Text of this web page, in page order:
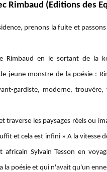
Rimbaud (Editions des
prenons la fuite et
Rimbaud en le sortant de la
jeune monstre de la poésie :
gardiste, moderne,
traverse les paysages réels ou
et cela est infini » A la vitesse
africain Sylvain Tesson en
poésie et qui n'avait qu'un